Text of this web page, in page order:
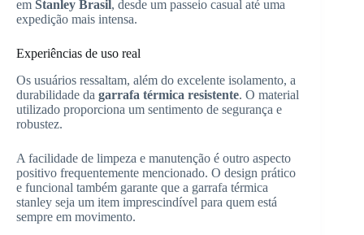
em Stanley Brasil, desde um passeio casual até uma
expedição mais intensa.
Experiências de uso real
Os usuários ressaltam, além do excelente isolamento, a
durabilidade da garrafa térmica resistente. O material
utilizado proporciona um sentimento de segurança e
robustez.
A facilidade de limpeza e manutenção é outro aspecto
positivo frequentemente mencionado. O design prático
e funcional também garante que a garrafa térmica
stanley seja um item imprescindível para quem está
sempre em movimento.